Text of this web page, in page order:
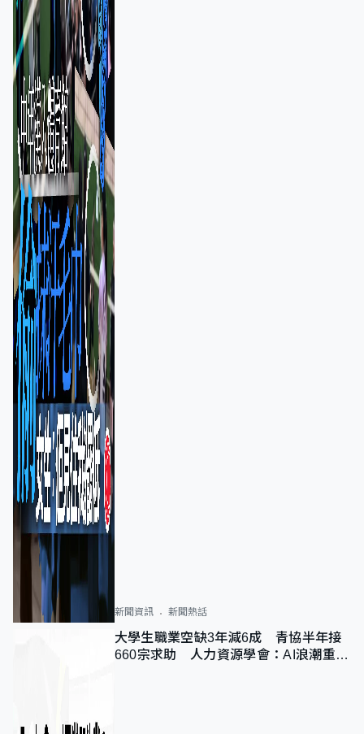
新聞資訊 新聞熱話
大學生職業空缺3年減6成 青協半年接
660宗求助 人力資源學會：AI浪潮重整